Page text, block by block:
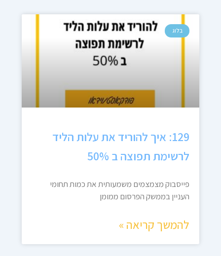
בלוג
129: איך להוריד את עלות הליד
לרשימת תפוצה ב 50%
פייסבוק מצמצמים משמעותית את כמות תחומי
העניין בממשק הפרסום ממומן
להמשך קריאה »
עמודעמוד